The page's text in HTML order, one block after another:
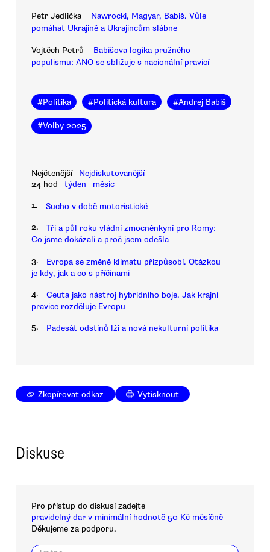
Petr Jedlička
Nawrocki, Magyar, Babiš. Vůle
pomáhat Ukrajině a Ukrajincům slábne
Vojtěch Petrů
Babišova logika pružného
populismu: ANO se sbližuje s nacionální pravicí
#Politika #Politická kultura #Andrej Babiš
#Volby 2025
Nejčtenější
Nejdiskutovanější
24 hod
týden měsíc
1. Sucho v době motoristické
2.
Tři a půl roku vládní zmocněnkyní pro Romy:
Co jsme dokázali a proč jsem odešla
3.
Evropa se změně klimatu přizpůsobí. Otázkou
je kdy, jak a co s příčinami
4.
Ceuta jako nástroj hybridního boje. Jak krajní
pravice rozděluje Evropu
5. Padesát odstínů lži a nová nekulturní politika
Zkopírovat odkaz Vytisknout
Diskuse
Pro přístup do diskusí zadejte
pravidelný dar v minimální hodnotě 50 Kč měsíčně
Děkujeme za podporu.